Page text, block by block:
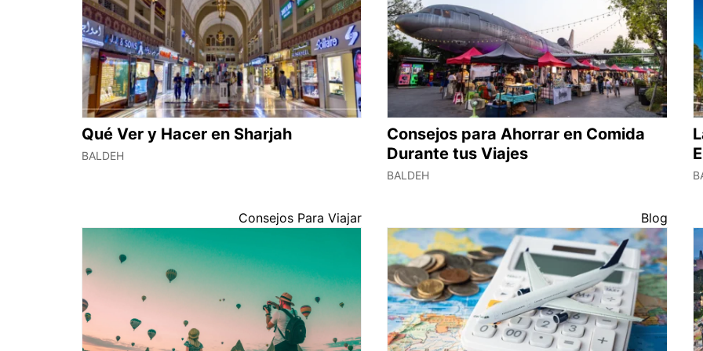
Qué Ver y Hacer en Sharjah
BALDEH
Consejos para Ahorrar en Comida
Durante tus Viajes
BALDEH
Consejos Para Viajar Blog